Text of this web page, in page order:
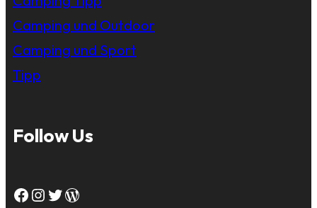
Camping und Outdoor
Camping und Sport
Tipp
Follow Us
Facebook Instagram Twitter WordPress